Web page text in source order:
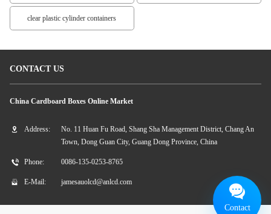
clear plastic cylinder containers
CONTACT US
China Cardboard Boxes Online Market
Address:
No. 11 Huan Fu Road, Shang Sha Management District, Chang An
Town, Dong Guan City, Guang Dong Province, China
Phone: 0086-135-0253-8765
E-Mail: jamesauolcd@anlcd.com
Contact